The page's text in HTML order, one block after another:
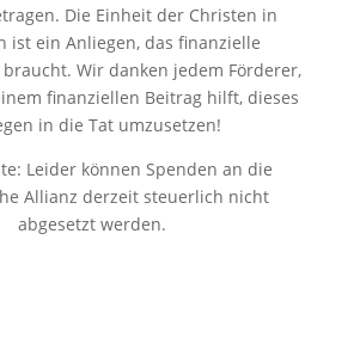
Die Einheit der Christen in
ist ein Anliegen, das finanzielle
Wir danken jedem Förderer,
finanziellen Beitrag hilft, dieses
in die Tat umzusetzen!
Leider können Spenden an die
Allianz derzeit steuerlich nicht
abgesetzt werden.